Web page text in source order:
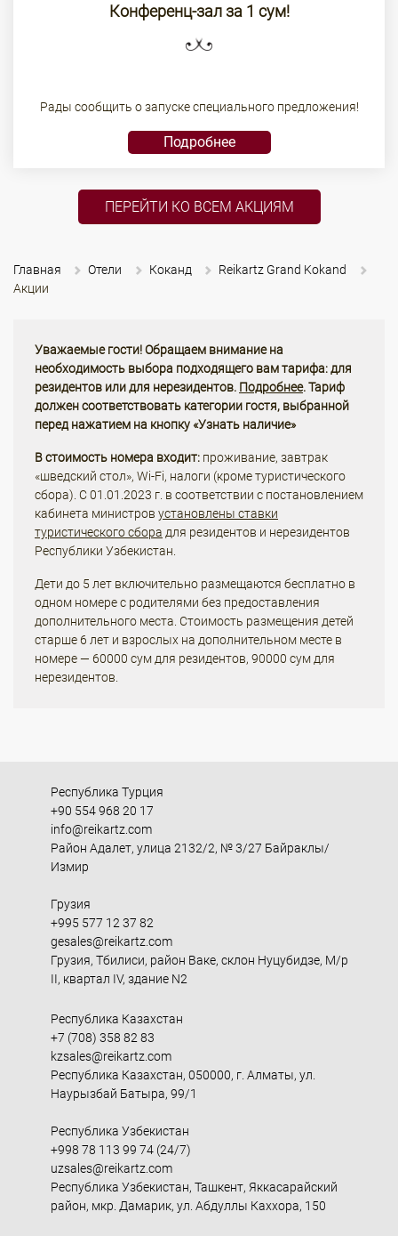
Конференц-зал за 1 сум!
Рады сообщить о запуске специального предложения!
Подробнее
ПЕРЕЙТИ КО ВСЕМ АКЦИЯМ
Главная Отели Коканд
Reikartz Grand Kokand
Акции
Уважаемые гости! Обращаем внимание на
необходимость выбора подходящего вам тарифа: для
резидентов или для нерезидентов. Подробнее. Тариф
должен соответствовать категории гостя, выбранной
перед нажатием на кнопку «Узнать наличие»
В стоимость номера входит: проживание, завтрак
«шведский стол», Wi-Fi, налоги (кроме туристического
сбора). С 01.01.2023 г. в соответствии с постановлением
кабинета министров установлены ставки
туристического сбора для резидентов и нерезидентов
Республики Узбекистан.
Дети до 5 лет включительно размещаются бесплатно в
одном номере с родителями без предоставления
дополнительного места. Стоимость размещения детей
старше 6 лет и взрослых на дополнительном месте в
номере — 60000 сум для резидентов, 90000 сум для
нерезидентов.
Республика Турция
+90 554 968 20 17
info@reikartz.com
Район Адалет, улица 2132/2, № 3/27 Байраклы/
Измир
Грузия
+995 577 12 37 82
gesales@reikartz.com
Грузия, Тбилиси, район Ваке, склон Нуцубидзе, М/р
II, квартал IV, здание N2
Республика Казахстан
+7 (708) 358 82 83
kzsales@reikartz.com
Республика Казахстан, 050000, г. Алматы, ул.
Наурызбай Батыра, 99/1
Республика Узбекистан
+998 78 113 99 74 (24/7)
uzsales@reikartz.com
Республика Узбекистан, Ташкент, Яккасарайский
район, мкр. Дамарик, ул. Абдуллы Каххора, 150